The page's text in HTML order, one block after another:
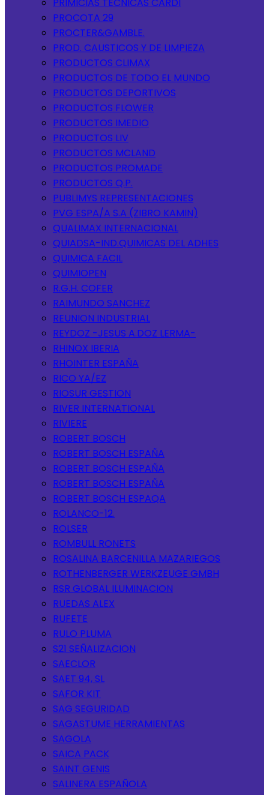
PROCOTA 29
PROCTER&GAMBLE.
PROD. CAUSTICOS Y DE LIMPIEZA
PRODUCTOS CLIMAX
PRODUCTOS DE TODO EL MUNDO
PRODUCTOS DEPORTIVOS
PRODUCTOS FLOWER
PRODUCTOS IMEDIO
PRODUCTOS LIV
PRODUCTOS MCLAND
PRODUCTOS PROMADE
PRODUCTOS Q.P.
PUBLIMYS REPRESENTACIONES
PVG ESPA/A S.A (ZIBRO KAMIN)
QUALIMAX INTERNACIONAL
QUIADSA-IND.QUIMICAS DEL ADHES
QUIMICA FACIL
QUIMIOPEN
R.G.H. COFER
RAIMUNDO SANCHEZ
REUNION INDUSTRIAL
REYDOZ -JESUS A.DOZ LERMA-
RHINOX IBERIA
RHOINTER ESPAÑA
RICO YA/EZ
RIOSUR GESTION
RIVER INTERNATIONAL
RIVIERE
ROBERT BOSCH
ROBERT BOSCH ESPAÑA
ROBERT BOSCH ESPAÑA
ROBERT BOSCH ESPAÑA
ROBERT BOSCH ESPAQA
ROLANCO-12.
ROLSER
ROMBULL RONETS
ROSALINA BARCENILLA MAZARIEGOS
ROTHENBERGER WERKZEUGE GMBH
RSR GLOBAL ILUMINACION
RUEDAS ALEX
RUFETE
RULO PLUMA
S21 SEÑALIZACION
SAECLOR
SAET 94, SL
SAFOR KIT
SAG SEGURIDAD
SAGASTUME HERRAMIENTAS
SAGOLA
SAICA PACK
SAINT GENIS
SALINERA ESPAÑOLA